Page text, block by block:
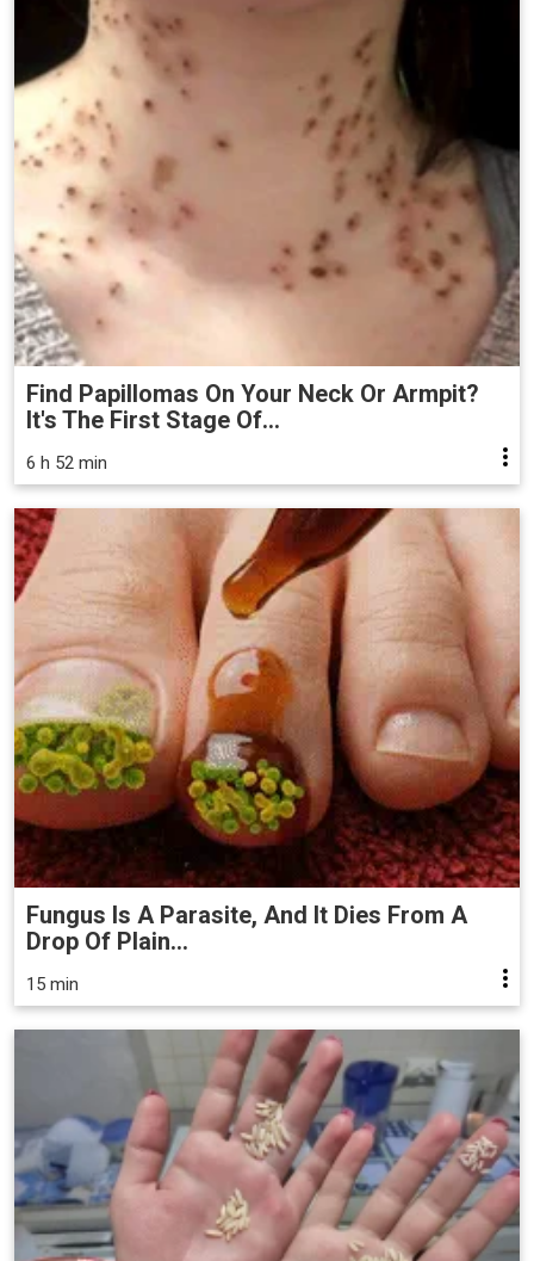
Find Papillomas On Your Neck Or Armpit?
It's The First Stage Of...
6 h 52 min
Fungus Is A Parasite, And It Dies From A
Drop Of Plain...
15 min